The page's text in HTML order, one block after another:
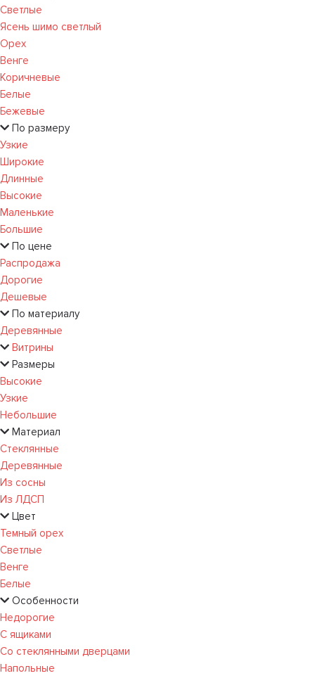
Светлые
Ясень шимо светлый
Орех
Венге
Коричневые
Белые
Бежевые
По размеру
Узкие
Широкие
Длинные
Высокие
Маленькие
Большие
По цене
Распродажа
Дорогие
Дешевые
По материалу
Деревянные
Витрины
Размеры
Высокие
Узкие
Небольшие
Материал
Стеклянные
Деревянные
Из сосны
Из ЛДСП
Цвет
Темный орех
Светлые
Венге
Белые
Особенности
Недорогие
С ящиками
Со стеклянными дверцами
Напольные